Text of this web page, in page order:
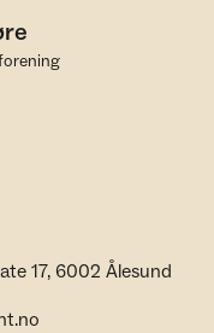
17, 6002 Ålesund